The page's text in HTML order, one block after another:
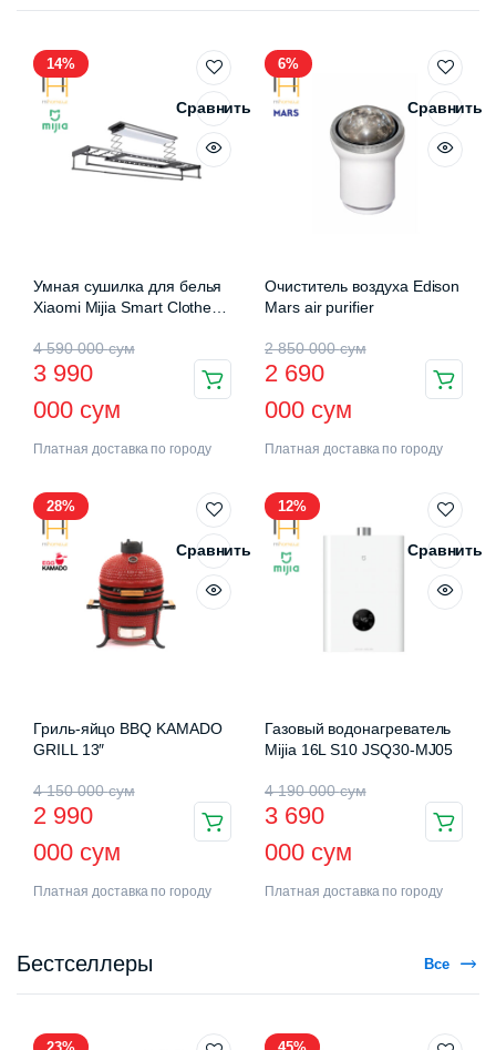
14%
Сравнить
Умная сушилка для белья
Xiaomi Mijia Smart Clothes
4 590 000сум
3 990
000 сум
Платная доставка по городу
6%
Сравнить
Очиститель воздуха Edison
Mars air purifier
2 850 000сум
2 690
000 сум
Платная доставка по городу
28%
Сравнить
Гриль-яйцо BBQ KAMADO
GRILL 13″
4 150 000сум
2 990
000 сум
Платная доставка по городу
12%
Сравнить
Газовый водонагреватель
Mijia 16L S10 JSQ30-MJ05
4 190 000сум
3 690
000 сум
Платная доставка по городу
Бестселлеры Все
23% 45%